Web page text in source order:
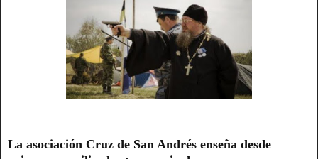
La asociación Cruz de San Andrés enseña desde